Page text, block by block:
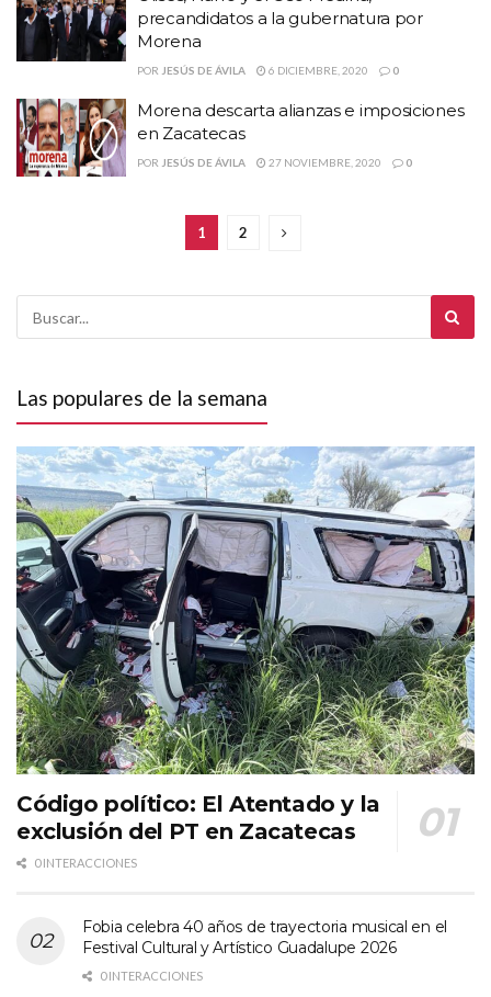
precandidatos a la gubernatura por
Morena
POR JESÚS DE ÁVILA 6 DICIEMBRE, 2020 0
Morena descarta alianzas e imposiciones
en Zacatecas
POR JESÚS DE ÁVILA 27 NOVIEMBRE, 2020 0
1 2
Las populares de la semana
Código político: El Atentado y la
exclusión del PT en Zacatecas
0 INTERACCIONES
Fobia celebra 40 años de trayectoria musical en el
Festival Cultural y Artístico Guadalupe 2026
0 INTERACCIONES